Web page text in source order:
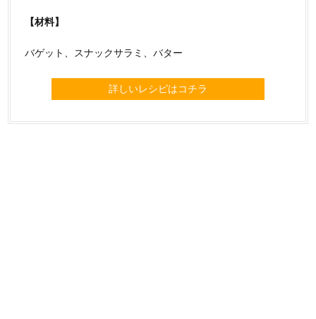
【材料】
バゲット、スナックサラミ、バター
詳しいレシピはコチラ